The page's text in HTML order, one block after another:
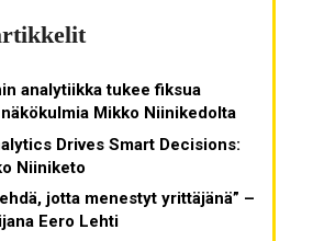
analytiikka tukee fiksua
Mikko Niinikedolta
Drives Smart Decisions:
Niiniketo
jotta menestyt yrittäjänä” –
Eero Lehti